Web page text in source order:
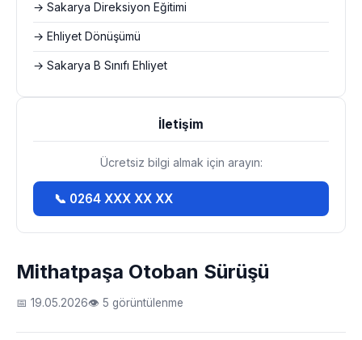
Mithatpaşa Otoban Sürüşü
📅 19.05.2026👁 5 görüntülenme
→ Sakarya Direksiyon Eğitimi
→ Ehliyet Dönüşümü
→ Sakarya B Sınıfı Ehliyet
İletişim
Ücretsiz bilgi almak için arayın:
📞 0264 XXX XX XX